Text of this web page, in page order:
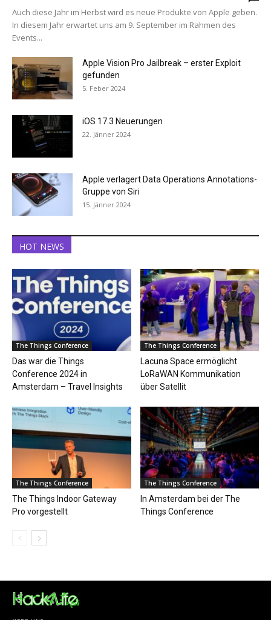
Auch diese Jahr im Herbst wird es neue Produkte von Apple geben.
In diesem Jahr erwartet uns am 9. September im Rahmen des
Events...
Apple Vision Pro Jailbreak – erster Exploit
gefunden
5. Feber 2024
iOS 17.3 Neuerungen
22. Jänner 2024
Apple verlagert Data Operations Annotations-
Gruppe von Siri
15. Jänner 2024
HOT NEWS
The Things Conference
Das war die Things
Conference 2024 in
Amsterdam – Travel Insights
The Things Conference
Lacuna Space ermöglicht
LoRaWAN Kommunikation
über Satellit
The Things Conference
The Things Indoor Gateway
Pro vorgestellt
The Things Conference
In Amsterdam bei der The
Things Conference